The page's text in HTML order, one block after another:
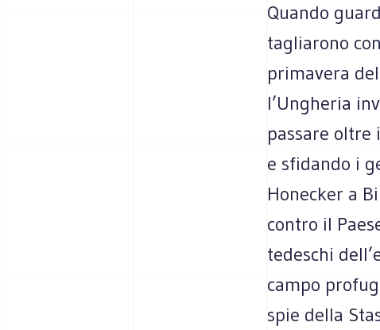
Quando
tagliarono
primavera
l’Ungheria
passare oltre
e sfidando i
Honecker a
contro il
tedeschi
campo
spie della